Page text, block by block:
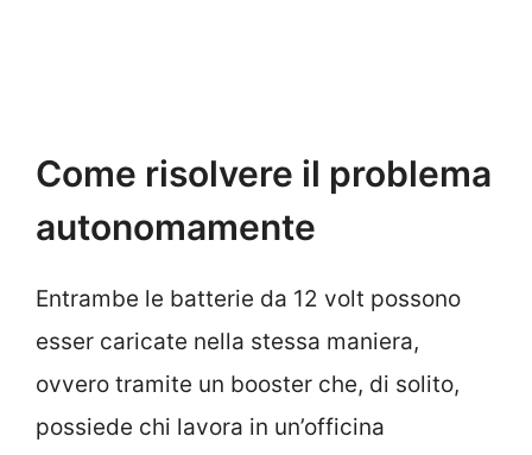
Come risolvere il problema
autonomamente
Entrambe le batterie da 12 volt possono
esser caricate nella stessa maniera,
ovvero tramite un booster che, di solito,
possiede chi lavora in un’officina